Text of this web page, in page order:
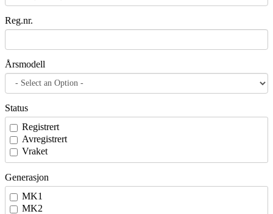
Reg.nr.
Årsmodell
Status
Registrert
Avregistrert
Vraket
Generasjon
MK1
MK2